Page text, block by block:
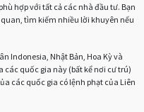
CPI Charles Dow
tư vấn
hợp với tất cả các nhà đầu tư. Bạn
tìm kiếm nhiều lời khuyên nếu
Indonesia, Nhật Bản, Hoa Kỳ và
các quốc gia này (bất kể nơi cư trú)
các quốc gia có lệnh phạt của Liên